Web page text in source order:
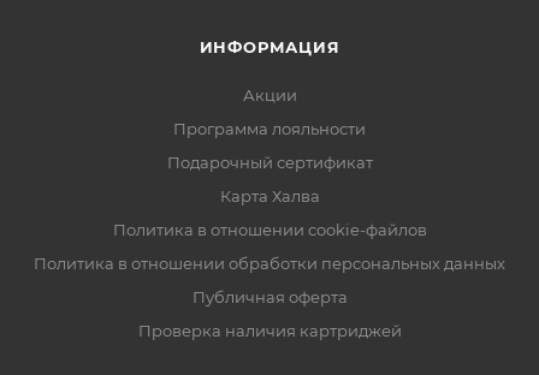
ИНФОРМАЦИЯ
Акции
Программа лояльности
Подарочный сертификат
Карта Халва
Политика в отношении cookie-файлов
Политика в отношении обработки персональных данных
Публичная оферта
Проверка наличия картриджей